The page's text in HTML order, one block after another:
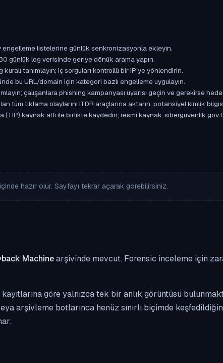
listelerine günlük senkronizasyonla ekleyin.
günlük log verisinde geriye dönük arama yapın.
tanımlayın; iç sorguları kontrollü bir IP'ye yönlendirin.
bu URL/domain için kategori bazlı engelleme uygulayın.
çalışanlara phishing kampanyası uyarısı geçin ve gerekirse
tıklama olaylarını ITDR araçlarına aktarın; potansiyel kimlik
kaynak atfı ile birlikte kaydedin; resmi kaynak:
hazır olur. Sayfayı tekrar açarak görebilirsiniz.
Machinearşivinde mevcut. Forensic inceleme için
göre yalnızca tek bir anlık görüntüsü
arşivleme botlarınca henüz sınırlı biçimde